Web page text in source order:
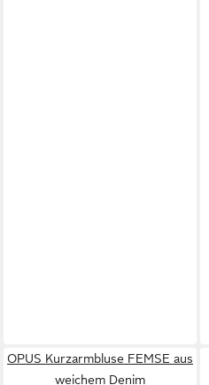
OPUS Kurzarmbluse FEMSE aus
weichem Denim